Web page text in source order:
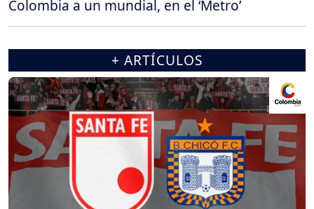
Colombia a un mundial, en el ‘Metro’
+ ARTÍCULOS